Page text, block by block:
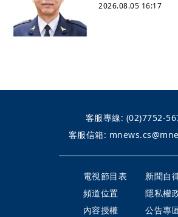
2026.08.05 16:17
客服專線: (02)7752-
客服信箱:
電視節目表
新聞自
頻道位置
隱私權
內容授權
公告專